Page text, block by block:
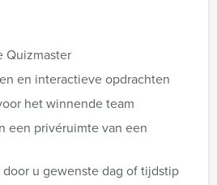
Quizmaster
en interactieve opdrachten
het winnende team
een privéruimte van een
u gewenste dag of tijdstip